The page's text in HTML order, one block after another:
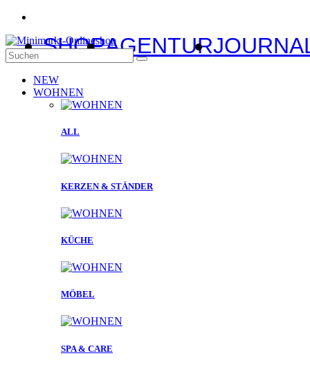
SHOPAGENTUR
NEW
WOHNEN
ALL
KERZEN & STÄNDER
KÜCHE
MÖBEL
SPA & CARE